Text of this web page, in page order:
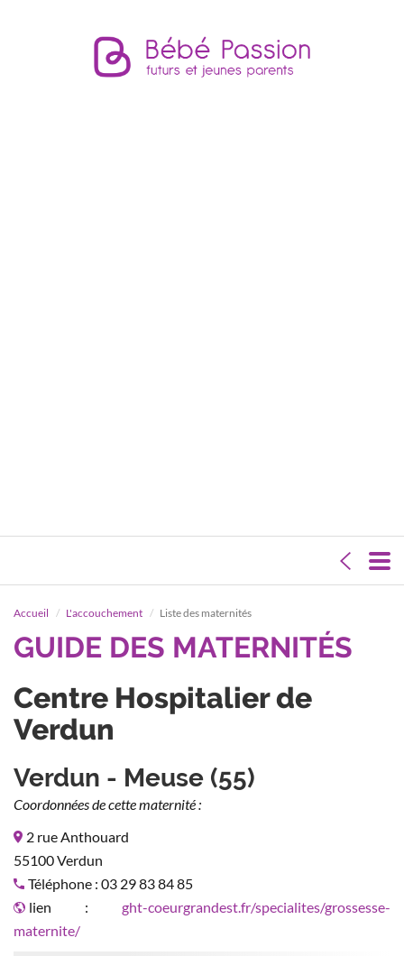
Accueil L'accouchement Liste des maternités
GUIDE DES MATERNITÉS
Centre Hospitalier de
Verdun
Verdun - Meuse (55)
Coordonnées de cette maternité :
2 rue Anthouard
55100 Verdun
Téléphone : 03 29 83 84 85
lien : ght-coeurgrandest.fr/specialites/grossesse-
maternite/